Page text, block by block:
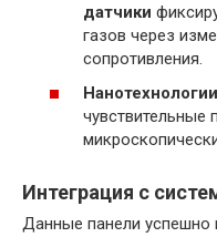
датчики
газов через
сопротивления.
Нанотехнологии
чувствительные
Интеграция с
Данные панели успешно